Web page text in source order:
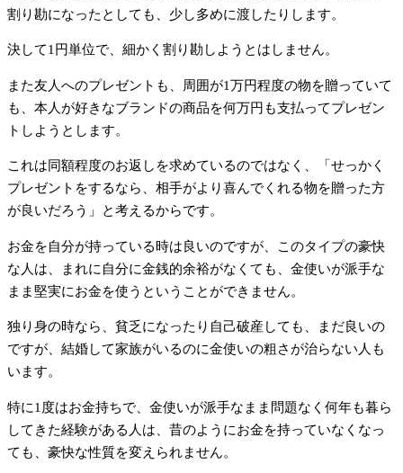
割り勘になったとしても、少し多めに渡したりします。
決して1円単位で、細かく割り勘しようとはしません。
また友人へのプレゼントも、周囲が1万円程度の物を贈っていて
も、本人が好きなブランドの商品を何万円も支払ってプレゼン
トしようとします。
これは同額程度のお返しを求めているのではなく、「せっかく
プレゼントをするなら、相手がより喜んでくれる物を贈った方
が良いだろう」と考えるからです。
お金を自分が持っている時は良いのですが、このタイプの豪快
な人は、まれに自分に金銭的余裕がなくても、金使いが派手な
まま堅実にお金を使うということができません。
独り身の時なら、貧乏になったり自己破産しても、まだ良いの
ですが、結婚して家族がいるのに金使いの粗さが治らない人も
います。
特に1度はお金持ちで、金使いが派手なまま問題なく何年も暮ら
してきた経験がある人は、昔のようにお金を持っていなくなっ
ても、豪快な性質を変えられません。